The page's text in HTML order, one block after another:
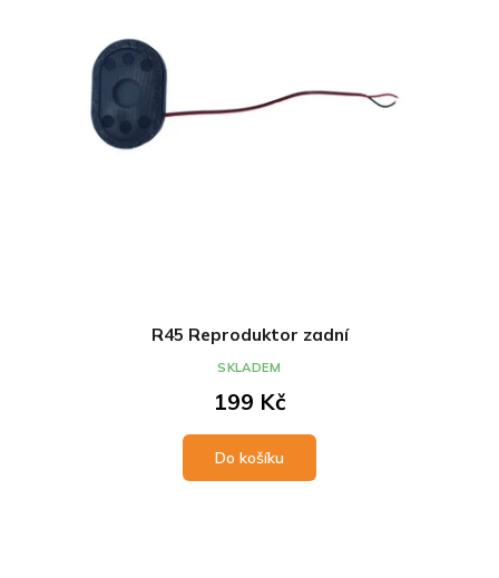
R45 Reproduktor zadní
199 Kč
Do košíku
SKLADEM